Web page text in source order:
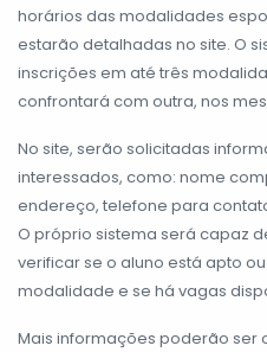
horários das modalidades
estarão detalhadas no site. O
inscrições em até três
confrontará com outra, nos
No site, serão solicitadas
interessados, como: nome
endereço, telefone para
O próprio sistema será capaz
verificar se o aluno está apto
modalidade e se há vagas
Mais informações poderão ser